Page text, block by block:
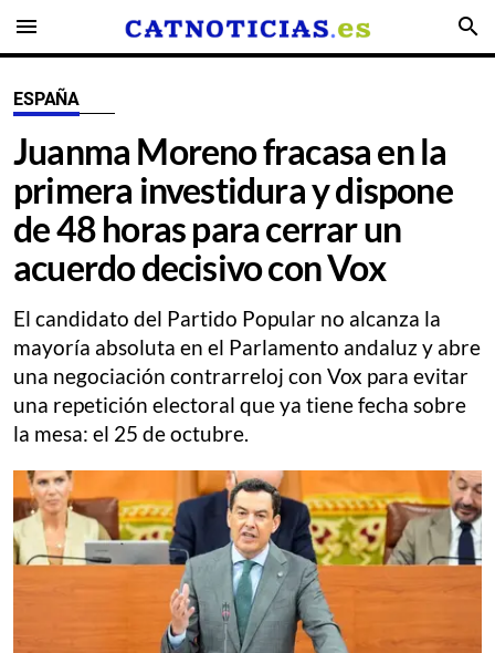
menu search
ESPAÑA
Juanma Moreno fracasa en la
primera investidura y dispone
de 48 horas para cerrar un
acuerdo decisivo con Vox
El candidato del Partido Popular no alcanza la
mayoría absoluta en el Parlamento andaluz y abre
una negociación contrarreloj con Vox para evitar
una repetición electoral que ya tiene fecha sobre
la mesa: el 25 de octubre.